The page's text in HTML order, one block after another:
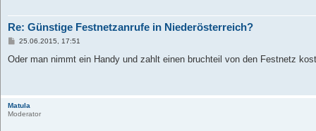
Re: Günstige Festnetzanrufe in Niederösterreich?
B
i
25.06.2015, 17:51
Oder man nimmt ein Handy und zahlt einen bruchteil von den Festnetz
Matula
Moderator